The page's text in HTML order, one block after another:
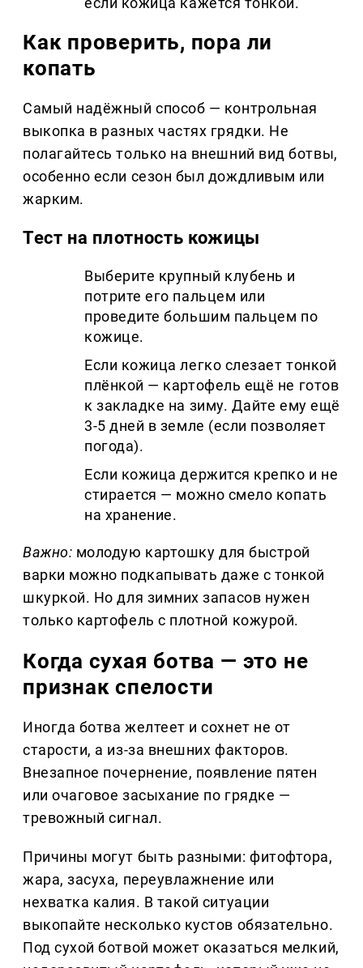
Как проверить, пора ли
копать
Самый надёжный способ — контрольная
выкопка в разных частях грядки. Не
полагайтесь только на внешний вид ботвы,
особенно если сезон был дождливым или
жарким.
Тест на плотность кожицы
Выберите крупный клубень и
потрите его пальцем или
проведите большим пальцем по
кожице.
Если кожица легко слезает тонкой
плёнкой — картофель ещё не готов
к закладке на зиму. Дайте ему ещё
3-5 дней в земле (если позволяет
погода).
Если кожица держится крепко и не
стирается — можно смело копать
на хранение.
Важно: молодую картошку для быстрой
варки можно подкапывать даже с тонкой
шкуркой. Но для зимних запасов нужен
только картофель с плотной кожурой.
Когда сухая ботва — это не
признак спелости
Иногда ботва желтеет и сохнет не от
старости, а из-за внешних факторов.
Внезапное почернение, появление пятен
или очаговое засыхание по грядке —
тревожный сигнал.
Причины могут быть разными: фитофтора,
жара, засуха, переувлажнение или
нехватка калия. В такой ситуации
выкопайте несколько кустов обязательно.
Под сухой ботвой может оказаться мелкий,